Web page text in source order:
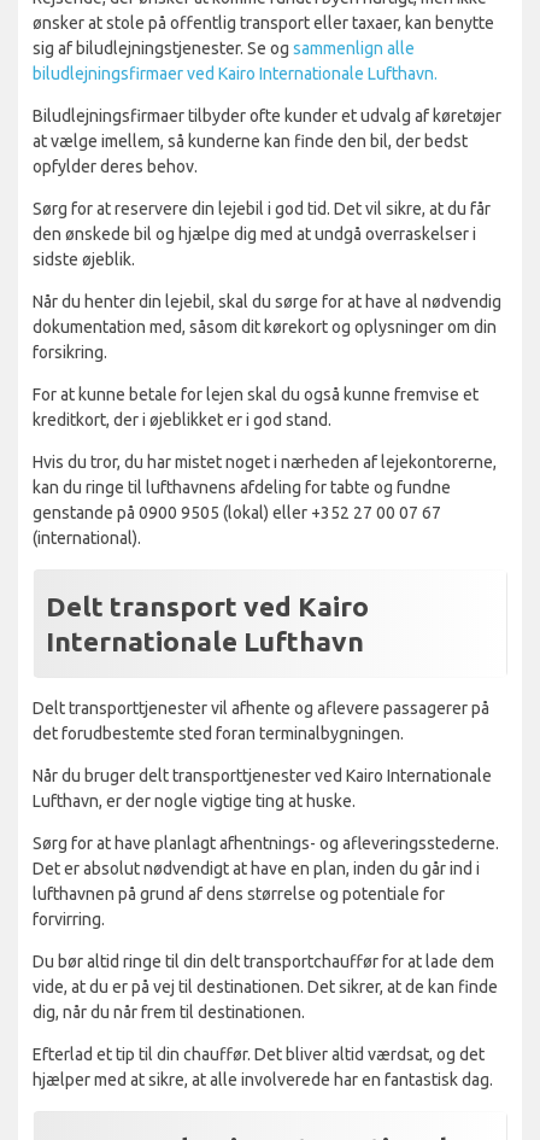
ønsker at stole på offentlig transport eller taxaer, kan benytte
sig af biludlejningstjenester. Se og sammenlign alle
biludlejningsfirmaer ved Kairo Internationale Lufthavn.
Biludlejningsfirmaer tilbyder ofte kunder et udvalg af køretøjer
at vælge imellem, så kunderne kan finde den bil, der bedst
opfylder deres behov.
Sørg for at reservere din lejebil i god tid. Det vil sikre, at du får
den ønskede bil og hjælpe dig med at undgå overraskelser i
sidste øjeblik.
Når du henter din lejebil, skal du sørge for at have al nødvendig
dokumentation med, såsom dit kørekort og oplysninger om din
forsikring.
For at kunne betale for lejen skal du også kunne fremvise et
kreditkort, der i øjeblikket er i god stand.
Hvis du tror, du har mistet noget i nærheden af ​​lejekontorerne,
kan du ringe til lufthavnens afdeling for tabte og fundne
genstande på 0900 9505 (lokal) eller +352 27 00 07 67
(international).
Delt transport ved Kairo
Internationale Lufthavn
Delt transporttjenester vil afhente og aflevere passagerer på
det forudbestemte sted foran terminalbygningen.
Når du bruger delt transporttjenester ved Kairo Internationale
Lufthavn, er der nogle vigtige ting at huske.
Sørg for at have planlagt afhentnings- og afleveringsstederne.
Det er absolut nødvendigt at have en plan, inden du går ind i
lufthavnen på grund af dens størrelse og potentiale for
forvirring.
Du bør altid ringe til din delt transportchauffør for at lade dem
vide, at du er på vej til destinationen. Det sikrer, at de kan finde
dig, når du når frem til destinationen.
Efterlad et tip til din chauffør. Det bliver altid værdsat, og det
hjælper med at sikre, at alle involverede har en fantastisk dag.